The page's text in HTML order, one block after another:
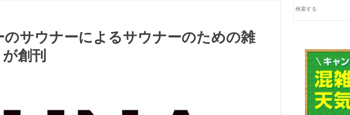
サウナーによるサウナーのための雑
創刊